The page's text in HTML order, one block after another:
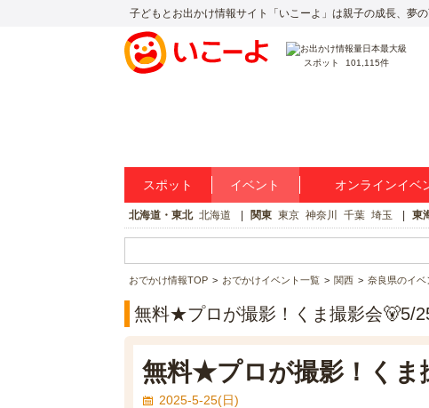
子どもとお出かけ情報サイト「いこーよ」は親子の成長、夢の
スポット 101,115件
スポット イベント オンラインイベ
北海道・東北 北海道 関東 東京 神奈川 千葉 埼玉 東
おでかけ情報TOP おでかけイベント一覧 関西 奈良県のイベ
無料★プロが撮影！くま撮影会🐻5/
無料★プロが撮影！くま
2025-5-25(日)